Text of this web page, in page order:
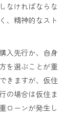
なければならな
、精神的なスト
入先行か、自身
を選ぶことが重
きますが、仮住
の場合は仮住ま
ローンが発生し